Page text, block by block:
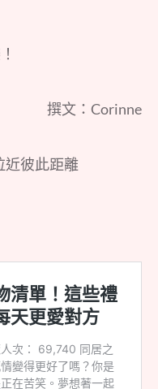
撰文：Corinne
近彼此距離